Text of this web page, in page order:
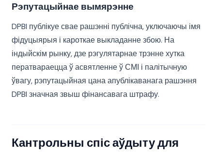
Рэпутацыйнае вымярэнне
DPBI публікуе свае рашэнні публічна, уключаючы імя
фідуцыярыя і кароткае выкладанне збою. На
індыйскім рынку, дзе рэгулятарнае трэнне хутка
ператвараецца ў асвятленне ў СМІ і палітычную
ўвагу, рэпутацыйная цана апублікаванага рашэння
DPBI значная звыш фінансавага штрафу.
Кантрольны спіс аўдыту для